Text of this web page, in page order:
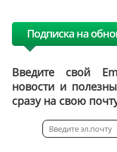
Подписка на
Введите свой
новости и
сразу на свою